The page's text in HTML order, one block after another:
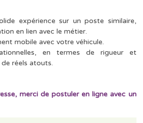
expérience sur un poste similaire,
en lien avec le métier.
mobile avec votre véhicule.
en termes de rigueur et
réels atouts.
merci de postuler en ligne avec un